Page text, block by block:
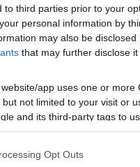
to third parties prior to your
personal information by
may also be
that may further disclose
app uses one or
not limited to your visit or
and its third-party tags to
section.
Opt Outs